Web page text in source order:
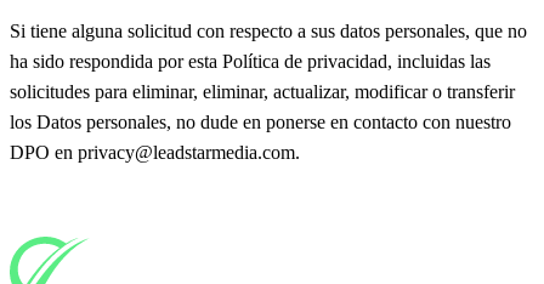
Si tiene alguna solicitud con respecto a sus datos personales, que no
ha sido respondida por esta Política de privacidad, incluidas las
solicitudes para eliminar, eliminar, actualizar, modificar o transferir
los Datos personales, no dude en ponerse en contacto con nuestro
DPO en privacy@leadstarmedia.com.